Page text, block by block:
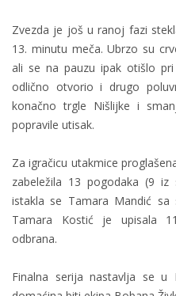
Zvezda je još u ranoj fazi
13. minutu meča. Ubrzo su
ali se na pauzu ipak otišlo
odlično otvorio i drugo
konačno trgle Nišlijke i
popravile utisak.
Za igračicu utakmice
zabeležila 13 pogodaka (9 iz
istakla se Tamara Mandić sa
Tamara Kostić je upisala
odbrana.
Finalna serija nastavlja se